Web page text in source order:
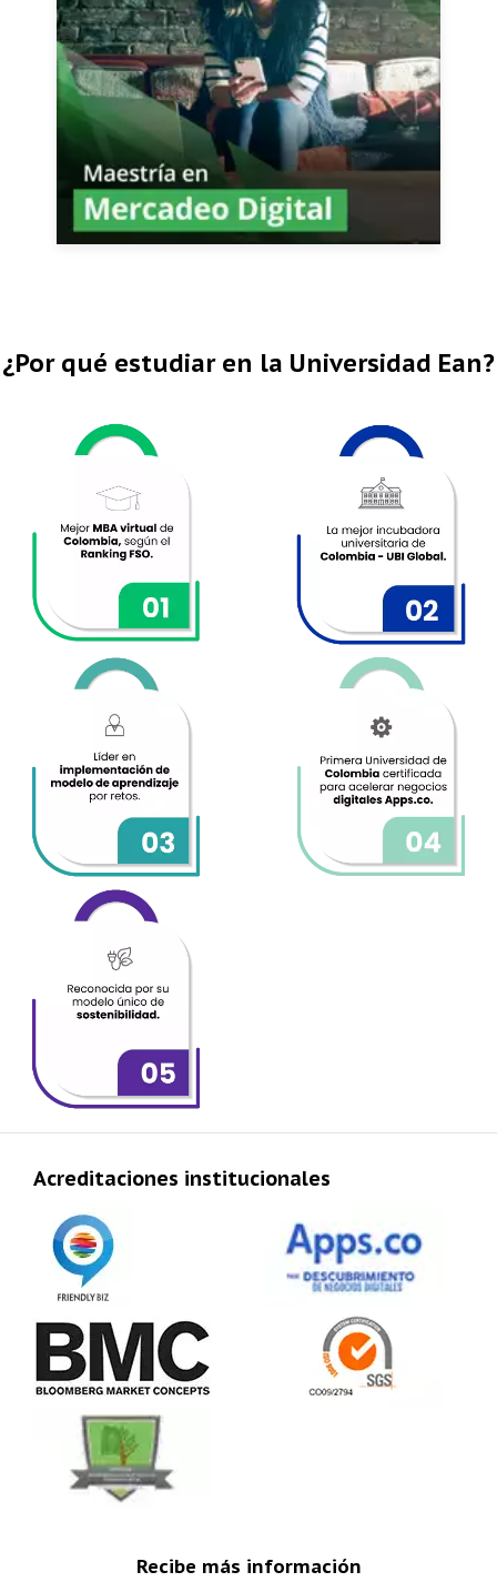
¿Por qué estudiar en la Universidad Ean?
Acreditaciones institucionales
Recibe más información